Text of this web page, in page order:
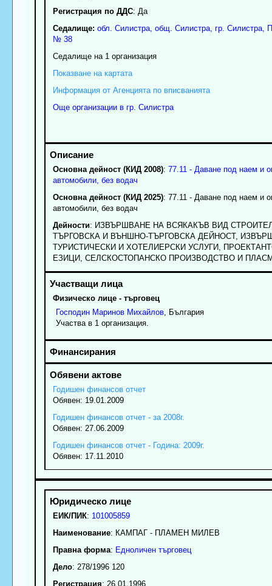
Регистрация по ДДС: Да
Седалище: обл. Силистра, общ. Силистра, гр. Силистра,
№ 38
Седалище на 1 организация
Показване на картата
Информация от Агенцията по вписванията
Още организации в гр. Силистра
Основна дейност (КИД 2008): 77.11 - Даване под наем и
автомобили, без водач
Основна дейност (КИД 2025): 77.11 - Даване под наем и
автомобили, без водач
Дейности: ИЗВЪРШВАНЕ НА ВСЯКАКЪВ ВИД
ТЪРГОВСКА И ВЪНШНО-ТЪРГОВСКА ДЕЙНОСТ,
ТУРИСТИЧЕСКИ И ХОТЕЛИЕРСКИ УСЛУГИ,
ЕЗИЦИ, СЕЛСКОСТОПАНСКО ПРОИЗВОДСТВО И
Физическо лице - търговец
Господин Маринов Михайлов, България
Участва в 1 организация.
Годишен финансов отчет
Обявен: 19.01.2009
Годишен финансов отчет - за 2008г.
Обявен: 27.06.2009
Годишен финансов отчет - Година: 2009г.
Обявен: 17.11.2010
ЕИК/ПИК: 101005859
Наименование: КАМПАГ - ПЛАМЕН МИЛЕВ
Правна форма: Едноличен търговец
Дело: 278/1996 120
Регистрация: 26.01.1996